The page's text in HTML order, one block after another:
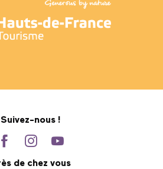
Suivez-nous !
de chez vous